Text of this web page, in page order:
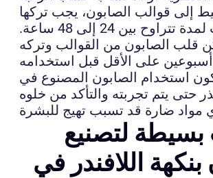
إلى قوالب الصابون، يجب تركها
لتبرد وتصلب لمدة تتراوح بين 24 إلى 48 ساعة.
قلب الصابون من القوالب وتركه
استخدام الصابون المصنوع في
حتى يتم تجربته والتأكد من خلوه
لتصنيع
اللافندر في